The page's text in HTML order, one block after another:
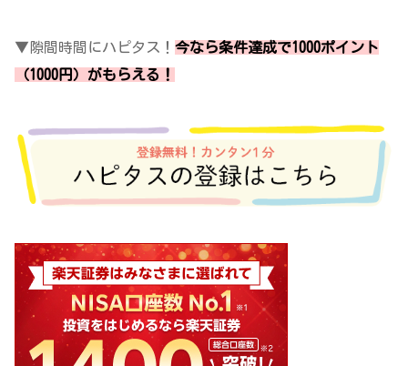
▼隙間時間にハピタス！ 今なら条件達成で1000ポイント
（1000円）がもらえる！